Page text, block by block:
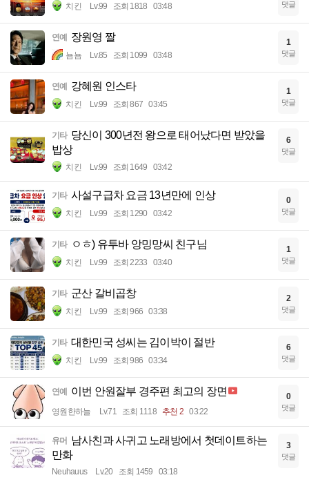
치킨 Lv.99 조회 1818 03:48 댓글
연예 장원영 짤
뇸뇸 Lv.85 조회 1099 03:48
1
댓글
연예 강혜원 인스타
치킨 Lv.99 조회 867 03:45
1
댓글
기타 당신이 300년전 왕으로 태어났다면 받았을
밥상
치킨 Lv.99 조회 1649 03:42
6
댓글
기타 사설구급차 요금 13년만에 인상
치킨 Lv.99 조회 1290 03:42
0
댓글
기타 ㅇㅎ) 유투바 앙밍망씨 친구님
치킨 Lv.99 조회 2233 03:40
1
댓글
기타 군산 갈비곱창
치킨 Lv.99 조회 966 03:38
2
댓글
기타 대한민국 성씨는 김이박이 절반
치킨 Lv.99 조회 986 03:34
6
댓글
연예 이번 안원잘부 경주편 최고의 장면
영원한하늘 Lv.71 조회 1118 추천 2 03:22
0
댓글
유머 남사친과 사귀고 노래방에서 첫데이트하는
만화
Neuhauus Lv.20 조회 1459 03:18
3
댓글